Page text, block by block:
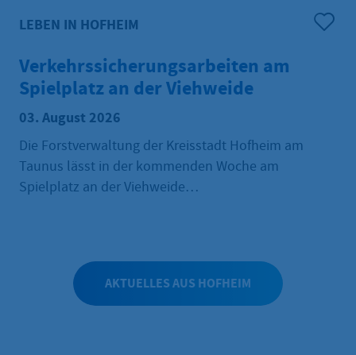
LEBEN IN HOFHEIM
Verkehrssicherungsarbeiten am
Spielplatz an der Viehweide
03. August 2026
Die Forstverwaltung der Kreisstadt Hofheim am
Taunus lässt in der kommenden Woche am
Spielplatz an der Viehweide
wieder sicher genutzt werden kann.
AKTUELLES AUS HOFHEIM